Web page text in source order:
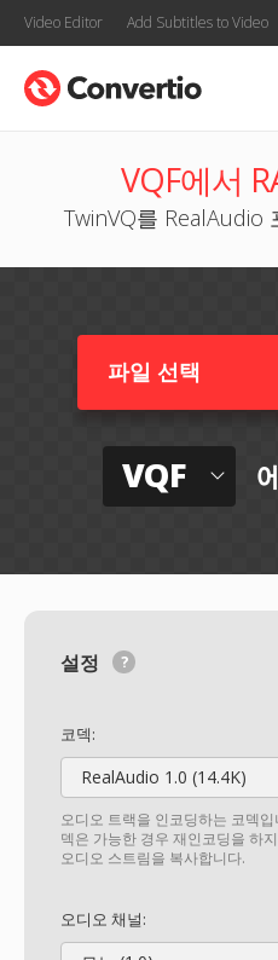
Video Editor Add Subtitles to Video
VQF에서
TwinVQ를 RealAudio
파일 선택
VQF
설정
코덱:
RealAudio 1.0 (14.4K)
오디오 트랙을 인코딩하는 코덱
덱은 가능한 경우 재인코딩을 하
오디오 스트림을 복사합니다.
오디오 채널: